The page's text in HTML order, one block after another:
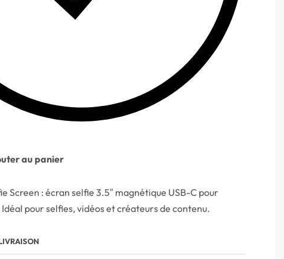
au panier
Screen : écran selfie 3.5″ magnétique USB-C pour
pour selfies, vidéos et créateurs de contenu.